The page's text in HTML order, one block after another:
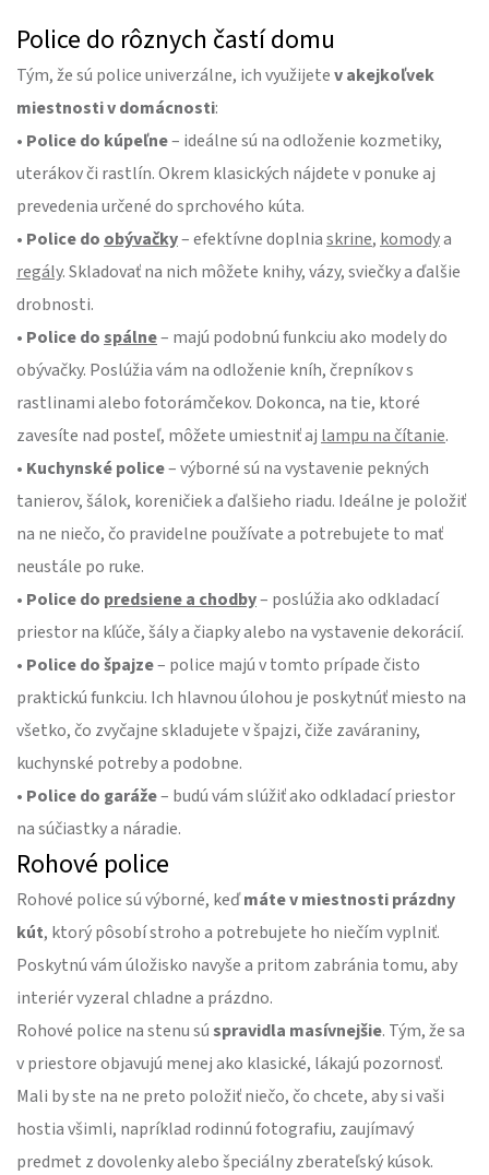
Police do rôznych častí domu
Tým, že sú police univerzálne, ich využijetev akejkoľvek
miestnosti v domácnosti:
• Police do kúpeľne– ideálne sú na odloženie kozmetiky,
uterákov či rastlín. Okrem klasických nájdete v ponuke aj
prevedenia určené do sprchového kúta.
• Police do obývačky– efektívne doplniaskrine, komodya
regály. Skladovať na nich môžete knihy, vázy, sviečky a ďalšie
drobnosti.
• Police dospálne– majú podobnú funkciu ako modely do
obývačky. Poslúžia vám na odloženie kníh, črepníkov s
rastlinami alebo fotorámčekov. Dokonca, na tie, ktoré
zavesíte nad posteľ, môžete umiestniť aj lampu na čítanie.
• Kuchynské police– výborné sú na vystavenie pekných
tanierov, šálok, koreničiek a ďalšieho riadu. Ideálne je položiť
na ne niečo, čo pravidelne používate a potrebujete to mať
neustále po ruke.
• Police do predsiene a chodby– poslúžia ako odkladací
priestor na kľúče, šály a čiapky alebo na vystavenie dekorácií.
• Police do špajze– police majú v tomto prípade čisto
praktickú funkciu. Ich hlavnou úlohou je poskytnúť miesto na
všetko, čo zvyčajne skladujete v špajzi, čiže zaváraniny,
kuchynské potreby a podobne.
• Police do garáže– budú vám slúžiť ako odkladací priestor
na súčiastky a náradie.
Rohové police
Rohové police sú výborné, keďmáte v miestnosti prázdny
kút, ktorý pôsobí stroho a potrebujete ho niečím vyplniť.
Poskytnú vám úložisko navyše a pritom zabránia tomu, aby
interiér vyzeral chladne a prázdno.
Rohové police na stenu súspravidla masívnejšie. Tým, že sa
v priestore objavujú menej ako klasické, lákajú pozornosť.
Mali by ste na ne preto položiť niečo, čo chcete, aby si vaši
hostia všimli, napríklad rodinnú fotografiu, zaujímavý
predmet z dovolenky alebo špeciálny zberateľský kúsok.